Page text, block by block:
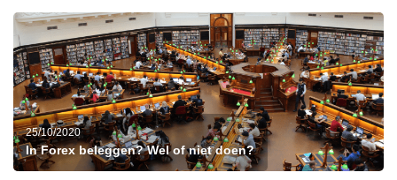
25/10/2020
In Forex beleggen? Wel of niet doen?